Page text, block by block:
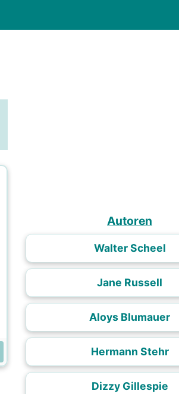
Autoren
Walter Scheel
Jane Russell
Aloys Blumauer
Hermann Stehr
Dizzy Gillespie